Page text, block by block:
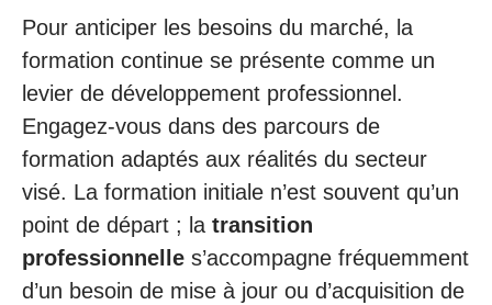
Pour anticiper les besoins du marché, la
formation continue se présente comme un
levier de développement professionnel.
Engagez-vous dans des parcours de
formation adaptés aux réalités du secteur
visé. La formation initiale n’est souvent qu’un
point de départ ; la transition
professionnelle s’accompagne fréquemment
d’un besoin de mise à jour ou d’acquisition de